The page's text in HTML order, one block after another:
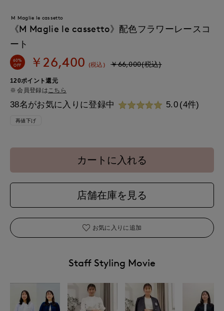
M Maglie le cassetto
《M Maglie le cassetto》配色フラワーレースコ
ート
60%
OFF
￥26,400 (税込) ￥66,000(税込)
120ポイント還元
会員登録は こちら
38名がお気に入りに登録中 5.0 (4件)
再値下げ
カートに入れる
店舗在庫を見る
お気に入りに追加
Staff Styling Movie